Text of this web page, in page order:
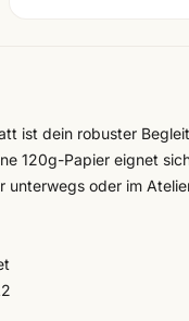
ist dein robuster
120g-Papier eignet
unterwegs oder im